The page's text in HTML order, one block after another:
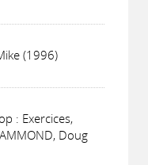
(1996)
: Exercices,
Doug